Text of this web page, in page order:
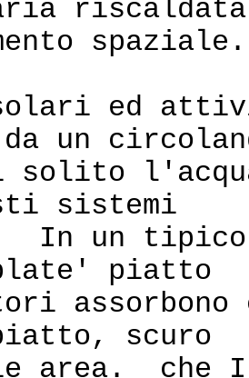
riscaldata
spaziale.
ed
un
solito
sistemi
In un tipico
piatto
scuro
area. che